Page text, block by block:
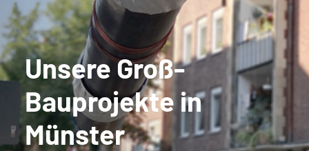
Unsere Groß-
Bauprojekte in
Münster